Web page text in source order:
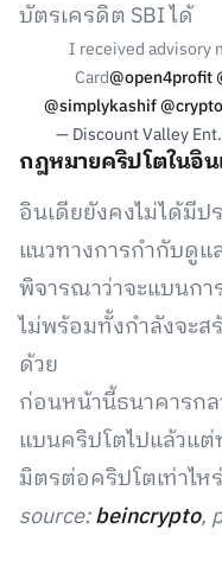
บัตรเครดิต SBI ได้
I received advisory
Card@open4profit
@simplykashif
— Discount Valley
กฎหมายคริปโตในอิน
อินเดียยังคงไม่ได้มีป
แนวทางการกำกับดูแ
พิจารณาว่าจะแบนก
ไม่พร้อมทั้งกำลังจะส
ด้วย
ก่อนหน้านี้ธนาคารก
แบนคริปโตไปแล้วแ
มิตรต่อคริปโตเท่าไหร่
source:beincrypto,